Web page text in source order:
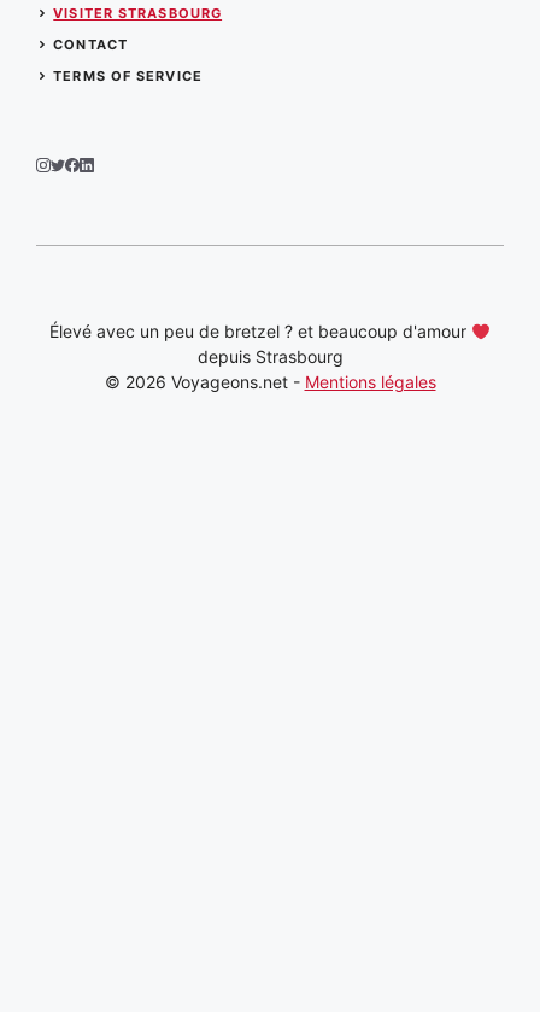
VISITER STRASBOURG
CONTACT
TERMS OF SERVICE
Élevé avec un peu de bretzel ? et beaucoup d'amour
depuis Strasbourg
© 2026 Voyageons.net - Mentions légales